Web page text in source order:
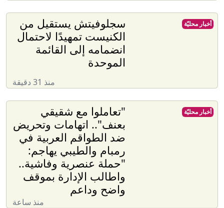
سجلوفيتش يستقيل من
الكنيست تمهيدًا لاحتمال
انضمامه إلى القائمة
الموحدة
منذ 31 دقيقة
أخبار محليّة
"تعاملوا مع شقيقي
بعنف".. اتهامات وتحريض
ضد الطواقم العربية في
رمبام والطيبي يهاجم:
"حملة عنصرية وفاشية..
واطالب الإدارة بموقف
واضح وداعم
منذ ساعة
أخبار محليّة